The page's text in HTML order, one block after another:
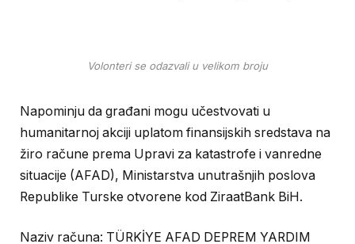
Volonteri se odazvali u velikom broju
Napominju da građani mogu učestvovati u
humanitarnoj akciji uplatom finansijskih sredstava na
žiro račune prema Upravi za katastrofe i vanredne
situacije (AFAD), Ministarstva unutrašnjih poslova
Republike Turske otvorene kod ZiraatBank BiH.
Naziv računa: TÜRKİYE AFAD DEPREM YARDIM